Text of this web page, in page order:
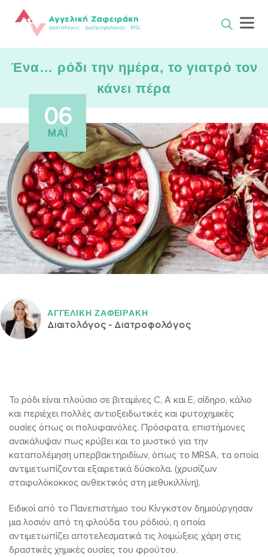
Ένα… ρόδι την ημέρα, το γιατρό τον
κάνει πέρα
06
ΜΆΙ
ΑΓΓΕΛΙΚH ΖΑΦΕΙΡAΚΗ
Διαιτολόγος - Διατροφολόγος
Το ρόδι είναι πλούσιο σε βιταμίνες C, A και E, σίδηρο, κάλιο
και περιέχει πολλές αντιοξειδωτικές και φυτοχημικές
ουσίες όπως οι πολυφαινόλες. Πρόσφατα, επιστήμονες
ανακάλυψαν πως κρύβει και το μυστικό για την
καταπολέμηση υπερβακτηριδίων, όπως το ΜRSΑ, τα οποία
αντιμετωπίζονται εξαιρετικά δύσκολα. (χρυσίζων
σταφυλόκοκκος ανθεκτικός στη μεθυκιλλίνη).
Ειδικοί από το Πανεπιστήμιο του Κίνγκστον δημιούργησαν
μια λοσιόν από τη φλούδα του ρόδιού, η οποία
αντιμετωπίζει αποτελεσματικά τις λοιμώξεις χάρη στις
δραστικές χημικές ουσίες του φρούτου.